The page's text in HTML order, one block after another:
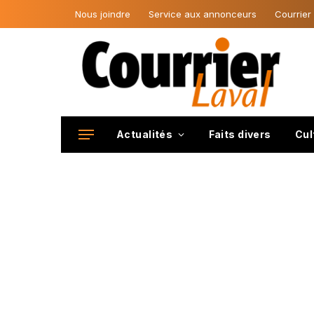
Nous joindre Service aux annonceurs Courrier
Actualités Faits divers